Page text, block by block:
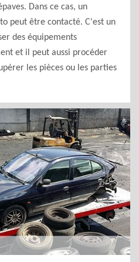
Dans ce cas, un
peut être contacté. C'est un
des équipements
et il peut aussi procéder
les pièces ou les parties